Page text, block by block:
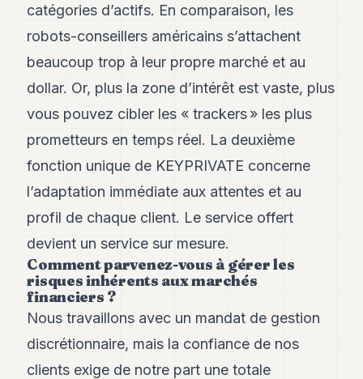
VIVRE
ARTS
ASSURANCE
IMMOBILIER
PRIVATE
EQUITY
SPORT
JURIDIQUE
ENTREPRISES
ASSOCIATIONS
CONTACT
catégories d’actifs. En comparaison, les
robots-conseillers américains s’attachent
beaucoup trop à leur propre marché et au
dollar. Or, plus la zone d’intérêt est vaste, plus
vous pouvez cibler les « trackers » les plus
prometteurs en temps réel. La deuxième
fonction unique de KEYPRIVATE concerne
l’adaptation immédiate aux attentes et au
profil de chaque client. Le service offert
devient un service sur mesure.
Comment parvenez-vous à gérer les
risques inhérents aux marchés
financiers ?
Nous travaillons avec un mandat de gestion
discrétionnaire, mais la confiance de nos
clients exige de notre part une totale